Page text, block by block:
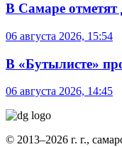
В Самаре отметят
06 августа 2026, 15:54
В «Бутылисте»
06 августа 2026, 14:45
© 2013–2026 г. г.,